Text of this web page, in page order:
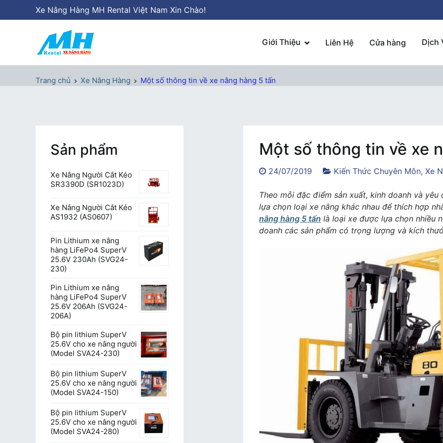
tới
Xe Nâng Hàng MH Rental Việt Nam Xin Chào!
Giới Thiệu Liên Hệ Cửa hàng Dịch
Trang chủ Xe Nâng Hàng Một số thông tin về xe nâng hàng 5 tấn
Một số thông tin về xe
24/07/2019 Kiến Thức Chuyên Môn, Xe
Theo mỗi đặc điểm sản xuất, kinh doanh và
lựa chọn loại xe nâng khác nhau để thích hợp
nâng hàng 5 tấn là loại xe được lựa chọn nhiều
doanh các sản phẩm có trọng lượng và kích
Sản phẩm
Xe Nâng Người Cắt Kéo
SR3390D (SR1023D)
Xe Nâng Người Cắt Kéo
AS1932 (AS0607)
Pin Lithium xe nâng
hàng LiFePo4 SuperV
25.6V 230Ah (SVG24-
230)
Pin Lithium xe nâng
hàng LiFePo4 SuperV
25.6V 206Ah (SVG24-
206A)
Bộ pin lithium SuperV
25.6V cho xe nâng người
(Model SVA24-230)
Bộ pin lithium SuperV
25.6V cho xe nâng người
(Model SVA24-150)
Bộ pin lithium SuperV
25.6V cho xe nâng người
(Model SVA24-280)